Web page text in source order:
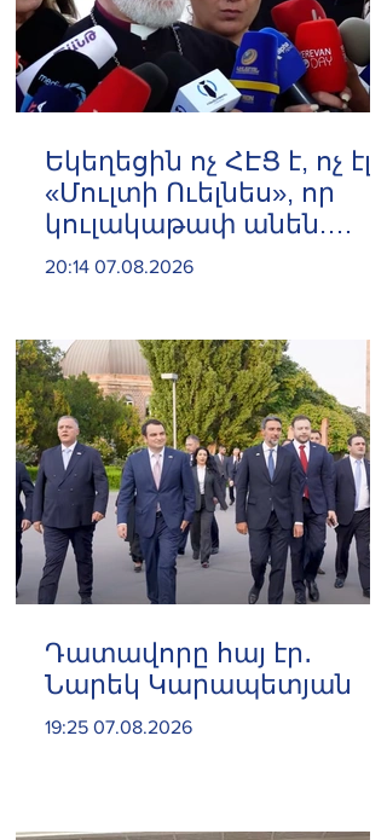
Եկեղեցին ոչ ՀԷՑ է, ոչ էլ
«Մուլտի Ուելնես», որ
կուլակաթափ անեն.
Նաթան արքեպիսկոպոս
20:14 07.08.2026
Դատավորը հայ էր․
Նարեկ Կարապետյան
19:25 07.08.2026